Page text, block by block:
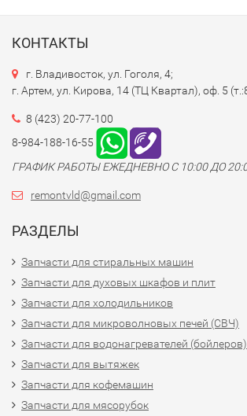
КОНТАКТЫ
г. Владивосток, ул. Гоголя, 4;
г. Артем, ул. Кирова, 14 (ТЦ Квартал), оф. 5
8 (423) 20-77-100
8-984-188-16-55
ГРАФИК РАБОТЫ ЕЖЕДНЕВНО С 10:00 ДО
remontvld@gmail.com
РАЗДЕЛЫ
Запчасти для стиральных машин
Запчасти для духовых шкафов и плит
Запчасти для холодильников
Запчасти для микроволновых печей (СВЧ)
Запчасти для водонагревателей (бойлеров)
Запчасти для вытяжек
Запчасти для кофемашин
Запчасти для мясорубок